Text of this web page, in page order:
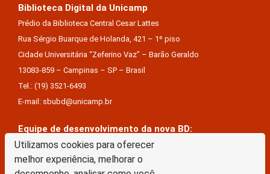
Utilizamos cookies para oferecer
melhor experiência, melhorar o
Biblioteca Digital da Unicamp
Prédio da Biblioteca Central Cesar Lattes
Rua Sérgio Buarque de Holanda, 421 – 1º piso
Cidade Universitária “Zeferino Vaz” – Barão Geraldo
13083-859 – Campinas – SP – Brasil
Tel.: (19) 3521-6493
E-mail: sbubd@unicamp.br
Equipe de desenvolvimento da nova BD:
Keite Aparecida Duarte
Márcio Vinícius De Jesus Almeida